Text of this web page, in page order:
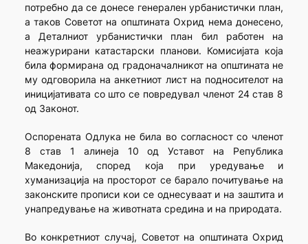
потребно да се донесе генерален урбанистички план,
а таков Советот на општината Охрид нема донесено,
а Деталниот урбанистички план бил работен на
неажурирани катастарски планови. Комисијата која
била формирана од градоначалникот на општината не
му одговорила на анкетниот лист на подносителот на
иницијативата со што се повредувал членот 24 став 8
од Законот.
Оспорената Одлука не била во согласност со членот
8 став 1 алинеја 10 од Уставот на Република
Македонија, според која при уредување и
хуманизација на просторот се барало почитување на
законските прописи кои се однесуваат и на заштита и
унапредување на животната средина и на природата.
Во конкретниот случај, Советот на општината Охрид